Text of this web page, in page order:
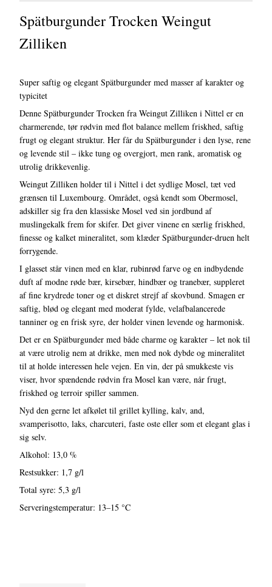
Spätburgunder Trocken Weingut
Zilliken
Super saftig og elegant Spätburgunder med masser af karakter og
typicitet
Denne Spätburgunder Trocken fra Weingut Zilliken i Nittel er en
charmerende, tør rødvin med flot balance mellem friskhed, saftig
frugt og elegant struktur. Her får du Spätburgunder i den lyse, rene
og levende stil – ikke tung og overgjort, men rank, aromatisk og
utrolig drikkevenlig.
Weingut Zilliken holder til i Nittel i det sydlige Mosel, tæt ved
grænsen til Luxembourg. Området, også kendt som Obermosel,
adskiller sig fra den klassiske Mosel ved sin jordbund af
muslingekalk frem for skifer. Det giver vinene en særlig friskhed,
finesse og kalket mineralitet, som klæder Spätburgunder-druen helt
forrygende.
I glasset står vinen med en klar, rubinrød farve og en indbydende
duft af modne røde bær, kirsebær, hindbær og tranebær, suppleret
af fine krydrede toner og et diskret strejf af skovbund. Smagen er
saftig, blød og elegant med moderat fylde, velafbalancerede
tanniner og en frisk syre, der holder vinen levende og harmonisk.
Det er en Spätburgunder med både charme og karakter – let nok til
at være utrolig nem at drikke, men med nok dybde og mineralitet
til at holde interessen hele vejen. En vin, der på smukkeste vis
viser, hvor spændende rødvin fra Mosel kan være, når frugt,
friskhed og terroir spiller sammen.
Nyd den gerne let afkølet til grillet kylling, kalv, and,
svamperisotto, laks, charcuteri, faste oste eller som et elegant glas i
sig selv.
Alkohol: 13,0 %
Restsukker: 1,7 g/l
Total syre: 5,3 g/l
Serveringstemperatur: 13–15 °C